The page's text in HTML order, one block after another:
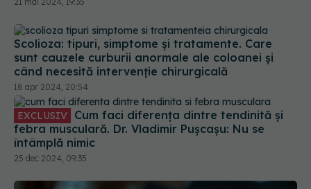
Scolioza: tipuri, simptome și tratamente. Care
sunt cauzele curburii anormale ale coloanei și
când necesită intervenție chirurgicală
18 apr 2024, 20:54
Cum faci diferența dintre tendinită și
febra musculară. Dr. Vladimir Pușcașu: Nu se
întâmplă nimic
25 dec 2024, 09:35